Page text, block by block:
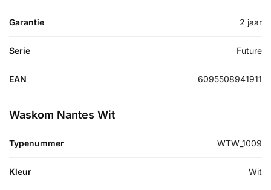
Garantie 2 jaar
Serie Future
EAN 6095508941911
Waskom Nantes Wit
Typenummer WTW_1009
Kleur Wit